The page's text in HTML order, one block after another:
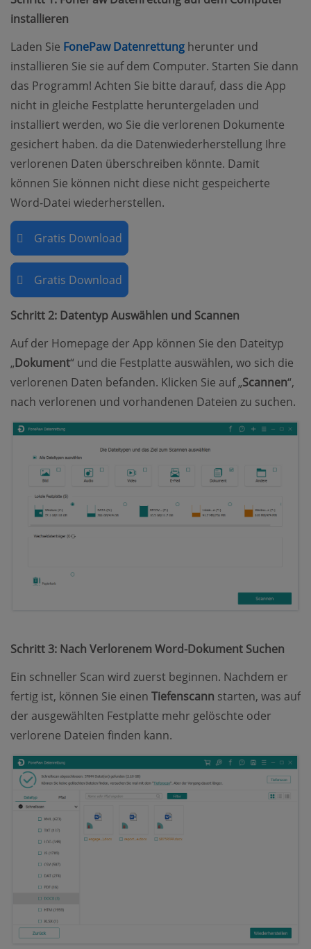
installieren
Laden Sie FonePaw Datenrettung (opens new window)
herunter und
installieren Sie sie auf dem Computer. Starten Sie dann
das Programm! Achten Sie bitte darauf, dass die App
nicht in gleiche Festplatte heruntergeladen und
installiert werden, wo Sie die verlorenen Dokumente
gesichert haben. da die Datenwiederherstellung Ihre
verlorenen Daten überschreiben könnte. Damit
können Sie können nicht diese nicht gespeicherte
Word-Datei wiederherstellen.
Gratis Download
Gratis Download
Schritt 2: Datentyp Auswählen und Scannen
Auf der Homepage der App können Sie den Dateityp
„Dokument“ und die Festplatte auswählen, wo sich die
verlorenen Daten befanden. Klicken Sie auf „Scannen“,
nach verlorenen und vorhandenen Dateien zu suchen.
Schritt 3: Nach Verlorenem Word-Dokument Suchen
Ein schneller Scan wird zuerst beginnen. Nachdem er
fertig ist, können Sie einen Tiefenscann starten, was auf
der ausgewählten Festplatte mehr gelöschte oder
verlorene Dateien finden kann.